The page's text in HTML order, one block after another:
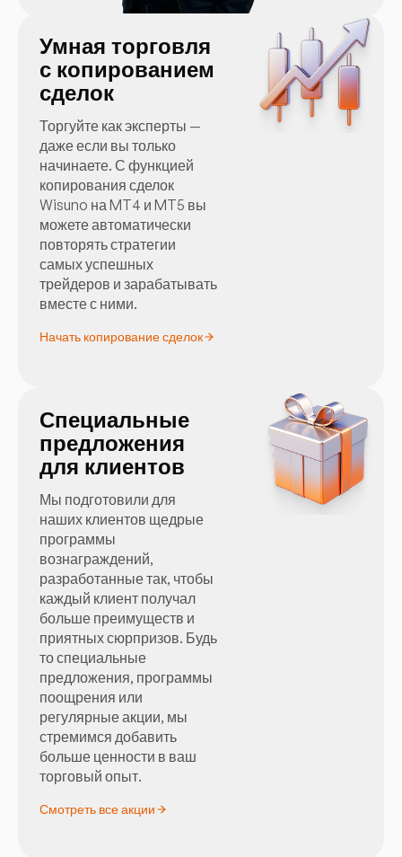
Умная торговля
с копированием
сделок
Торгуйте как эксперты —
даже если вы только
начинаете. С функцией
копирования сделок
Wisuno на MT4 и MT5 вы
можете автоматически
повторять стратегии
самых успешных
трейдеров и зарабатывать
вместе с ними.
Начать копирование сделок
Специальные
предложения
для клиентов
Мы подготовили для
наших клиентов щедрые
программы
вознаграждений,
разработанные так, чтобы
каждый клиент получал
больше преимуществ и
приятных сюрпризов. Будь
то специальные
предложения, программы
поощрения или
регулярные акции, мы
стремимся добавить
больше ценности в ваш
торговый опыт.
Смотреть все акции